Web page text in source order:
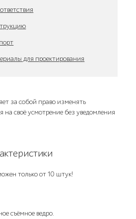
для проектирования
за собой право изменять
своё усмотрение без уведомления
только от 10 штук!
съёмное ведро.